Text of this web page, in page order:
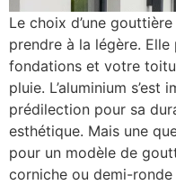
Le choix d’une
prendre à la légère.
fondations et votre
pluie. L’aluminium
prédilection pour sa
esthétique. Mais une
pour un modèle de
corniche ou demi-ronde